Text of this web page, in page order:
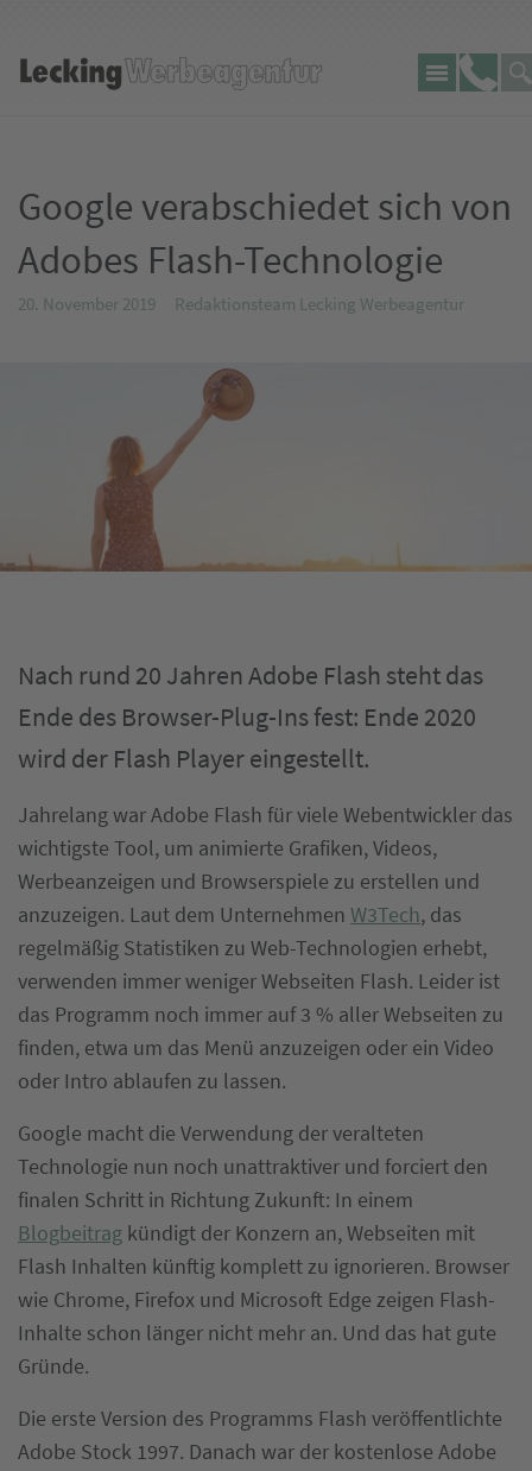
Lecking
Google verabschiedet sich von
Adobes Flash-Technologie
20. November 2019 Redaktionsteam Lecking Werbeagentur
Nach rund 20 Jahren Adobe Flash steht das
Ende des Browser-Plug-Ins fest: Ende 2020
wird der Flash Player eingestellt.
Jahrelang war Adobe Flash für viele Webentwickler das
wichtigste Tool, um animierte Grafiken, Videos,
Werbeanzeigen und Browserspiele zu erstellen und
anzuzeigen. Laut dem Unternehmen W3Tech, das
regelmäßig Statistiken zu Web-Technologien erhebt,
verwenden immer weniger Webseiten Flash. Leider ist
das Programm noch immer auf 3 % aller Webseiten zu
finden, etwa um das Menü anzuzeigen oder ein Video
oder Intro ablaufen zu lassen.
Google macht die Verwendung der veralteten
Technologie nun noch unattraktiver und forciert den
finalen Schritt in Richtung Zukunft: In einem
Blogbeitrag kündigt der Konzern an, Webseiten mit
Flash Inhalten künftig komplett zu ignorieren. Browser
wie Chrome, Firefox und Microsoft Edge zeigen Flash-
Inhalte schon länger nicht mehr an. Und das hat gute
Gründe.
Die erste Version des Programms Flash veröffentlichte
Adobe Stock 1997. Danach war der kostenlose Adobe